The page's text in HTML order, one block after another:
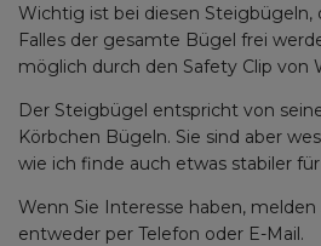
Wichtig ist bei diesen Steigbügeln,
Falles der gesamte Bügel frei
möglich durch den Safety Clip von
Der Steigbügel entspricht von
Körbchen Bügeln. Sie sind aber
wie ich finde auch etwas stabiler
Wenn Sie Interesse haben,
entweder per Telefon oder E-Mail.